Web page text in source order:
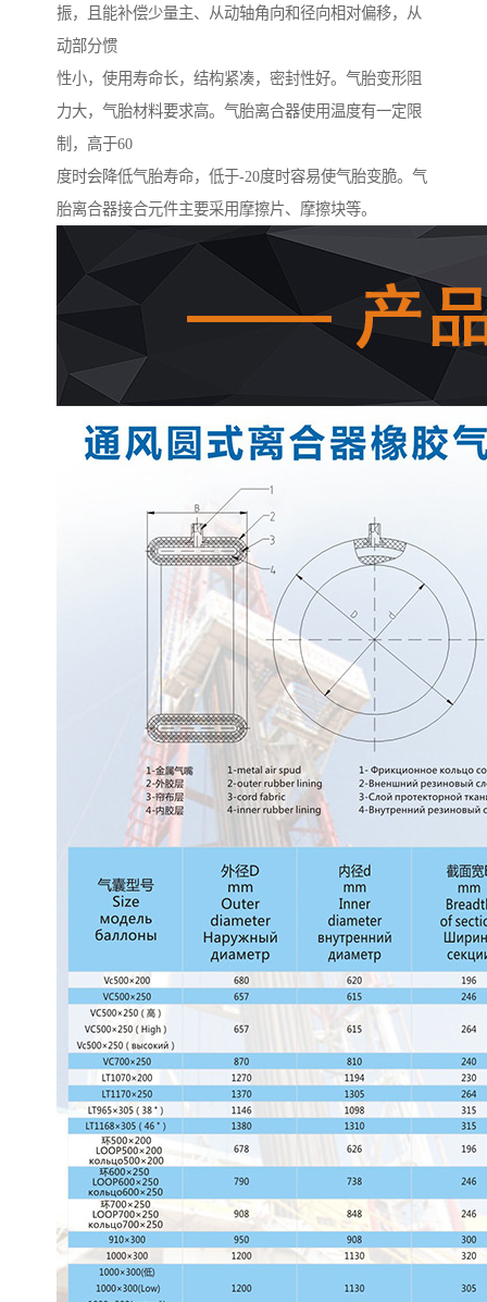
振，且能补偿少量主、从动轴角向和径向相对偏移，从
动部分惯
性小，使用寿命长，结构紧凑，密封性好。气胎变形阻
力大，气胎材料要求高。气胎离合器使用温度有一定限
制，高于60
度时会降低气胎寿命，低于-20度时容易使气胎变脆。气
胎离合器接合元件主要采用摩擦片、摩擦块等。